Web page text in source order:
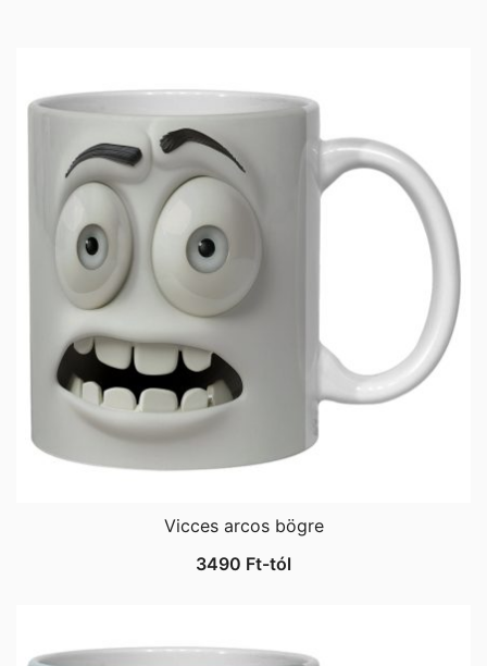
Vicces arcos bögre
3490 Ft-tól